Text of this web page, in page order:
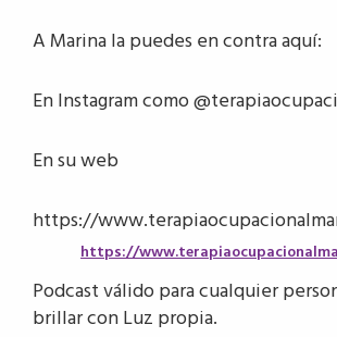
A Marina la puedes en contra aquí:
En Instagram como
En su web
https://
https://
Podcast válido para cualquier
brillar con Luz propia.